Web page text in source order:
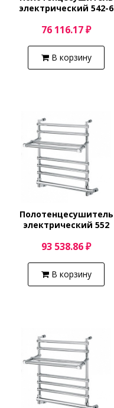
электрический 542-6
5424706CRN
76 116.17 ₽
В корзину
Полотенцесушитель
электрический 552
5524706CRPB
93 538.86 ₽
В корзину